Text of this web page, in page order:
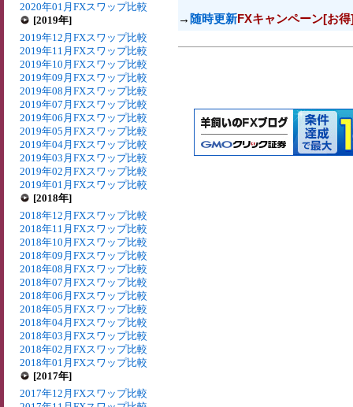
2020年01月FXスワップ比較
[2019年]
2019年12月FXスワップ比較
2019年11月FXスワップ比較
2019年10月FXスワップ比較
2019年09月FXスワップ比較
2019年08月FXスワップ比較
2019年07月FXスワップ比較
2019年06月FXスワップ比較
2019年05月FXスワップ比較
2019年04月FXスワップ比較
2019年03月FXスワップ比較
2019年02月FXスワップ比較
2019年01月FXスワップ比較
[2018年]
2018年12月FXスワップ比較
2018年11月FXスワップ比較
2018年10月FXスワップ比較
2018年09月FXスワップ比較
2018年08月FXスワップ比較
2018年07月FXスワップ比較
2018年06月FXスワップ比較
2018年05月FXスワップ比較
2018年04月FXスワップ比較
2018年03月FXスワップ比較
2018年02月FXスワップ比較
2018年01月FXスワップ比較
[2017年]
2017年12月FXスワップ比較
→ 随時更新FXキャンペーン[お